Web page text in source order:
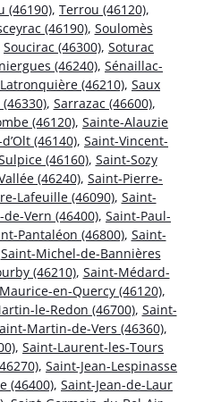
(46190), Terrou (46120),
(46190), Soulomès
Soucirac (46300), Soturac
(46240), Sénaillac-
(46210), Saux
, Sarrazac (46600),
(46120), Sainte-Alauzie
(46140), Saint-Vincent-
(46160), Saint-Sozy
(46240), Saint-Pierre-
Lafeuille (46090), Saint-
Vern (46400), Saint-Paul-
Pantaléon (46800), Saint-
Saint-Michel-de-Bannières
(46210), Saint-Médard-
en-Quercy (46120),
le-Redon (46700), Saint-
Martin-de-Vers (46360),
, Saint-Laurent-les-Tours
, Saint-Jean-Lespinasse
(46400), Saint-Jean-de-Laur